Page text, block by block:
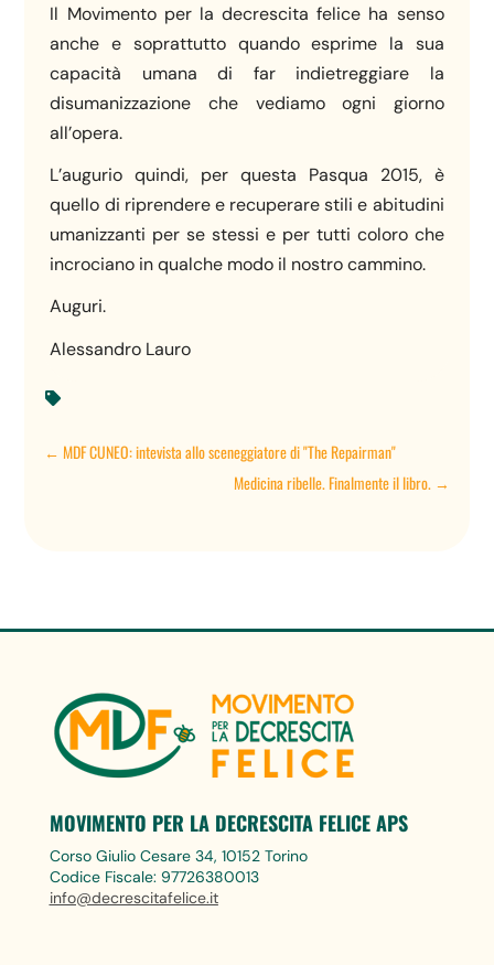
Il Movimento per la decrescita felice ha senso
anche e soprattutto quando esprime la sua
capacità umana di far indietreggiare la
disumanizzazione che vediamo ogni giorno
all’opera.
L’augurio quindi, per questa Pasqua 2015, è
quello di riprendere e recuperare stili e abitudini
umanizzanti per se stessi e per tutti coloro che
incrociano in qualche modo il nostro cammino.
Auguri.
Alessandro Lauro

←MDF CUNEO: intevista allo sceneggiatore di "The Repairman"
Medicina ribelle. Finalmente il libro.→
MOVIMENTO PER LA DECRESCITA FELICE APS
Corso Giulio Cesare 34, 10152 Torino
Codice Fiscale: 97726380013
info@decrescitafelice.it